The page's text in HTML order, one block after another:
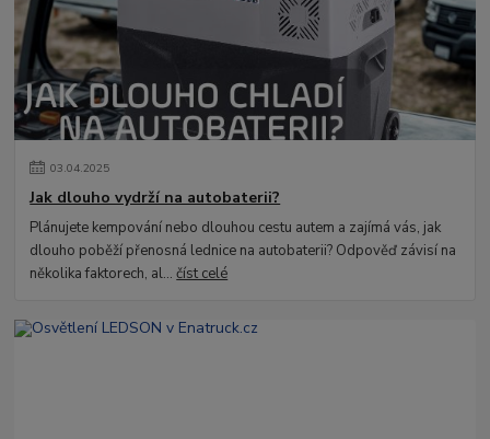
03.04.2025
Jak dlouho vydrží na autobaterii?
Plánujete kempování nebo dlouhou cestu autem a zajímá vás, jak
dlouho poběží přenosná lednice na autobaterii? Odpověď závisí na
několika faktorech, al...číst celé